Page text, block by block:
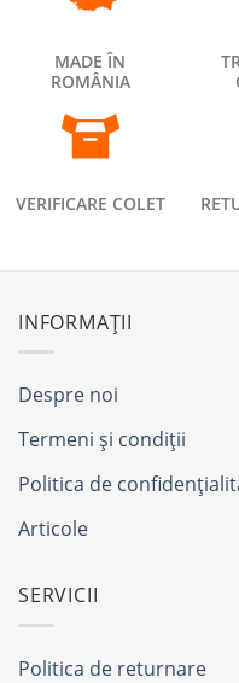
MADE ÎN
ROMÂNIA
VERIFICARE COLET
INFORMAȚII
Despre noi
Termeni și condiții
Politica de
Articole
SERVICII
Politica de returnare